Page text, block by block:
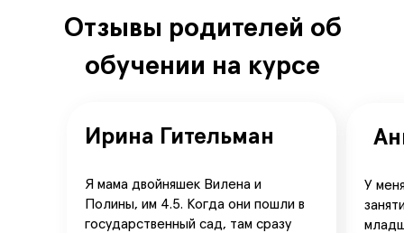
Отзывы родителей об
обучении на курсе
У
Я мама двойняшек Вилена и
Полины, им 4.5. Когда они пошли в
государственный сад, там сразу
Ирина Гительман